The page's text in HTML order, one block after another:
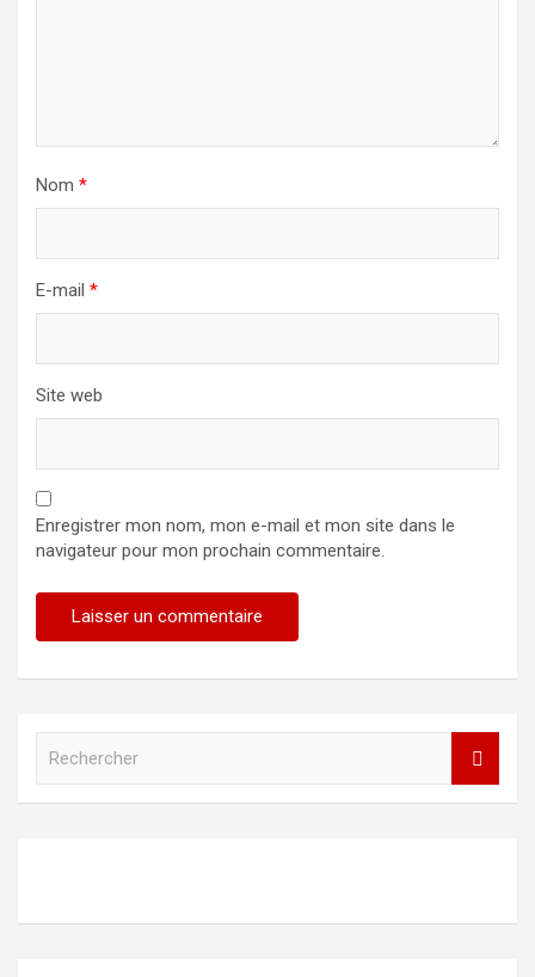
Nom *
E-mail *
Site web
Enregistrer mon nom, mon e-mail et mon site dans le
navigateur pour mon prochain commentaire.
h